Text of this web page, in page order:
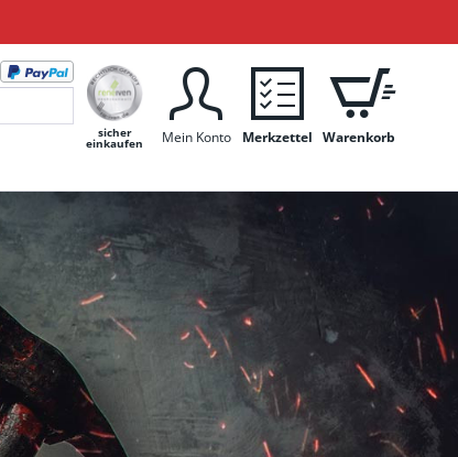
sicher
einkaufen Mein Konto Merkzettel Warenkorb